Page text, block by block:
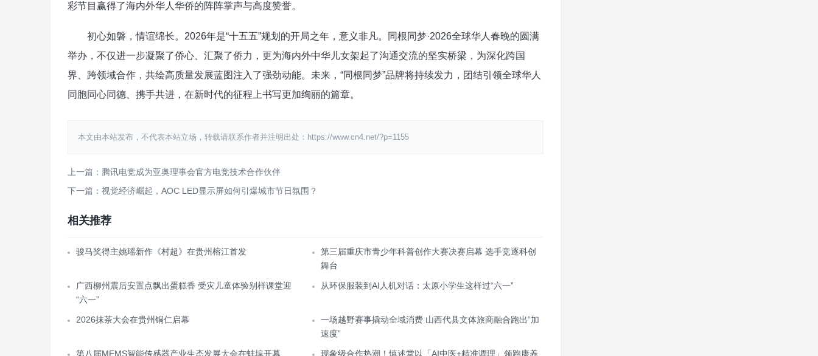
彩节目赢得了海内外华人华侨的阵阵掌声与高度赞誉。
初心如磐，情谊绵长。2026年是“十五五”规划的开局之年，意义非凡。同根同梦·2026全球华人春晚的圆满
举办，不仅进一步凝聚了侨心、汇聚了侨力，更为海内外中华儿女架起了沟通交流的坚实桥梁，为深化跨国
界、跨领域合作，共绘高质量发展蓝图注入了强劲动能。未来，“同根同梦”品牌将持续发力，团结引领全球华人
同胞同心同德、携手共进，在新时代的征程上书写更加绚丽的篇章。
本文由本站发布，不代表本站立场，转载请联系作者并注明出处：https://www.cn4.net/?p=1155
上一篇：腾讯电竞成为亚奥理事会官方电竞技术合作伙伴
下一篇：视觉经济崛起，AOC LED显示屏如何引爆城市节日氛围？
相关推荐
骏马奖得主姚瑶新作《村超》在贵州榕江首发
第三届重庆市青少年科普创作大赛决赛启幕 选手竞逐科创
舞台
广西柳州震后安置点飘出蛋糕香 受灾儿童体验别样课堂迎
“六一”
从环保服装到AI人机对话：太原小学生这样过“六一”
2026抹茶大会在贵州铜仁启幕
一场越野赛事撬动全域消费 山西代县文体旅商融合跑出“加
速度”
第八届MEMS智能传感器产业生态发展大会在蚌埠开幕 现象级合作热潮！慎述堂以「AI中医+精准调理」领跑康养